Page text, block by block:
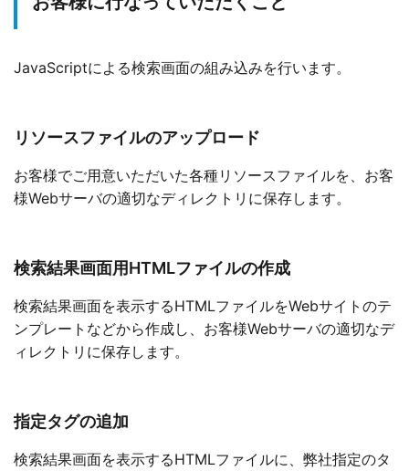
JavaScriptによる検索画面の組み込みを行います。
リソースファイルのアップロード
お客様でご用意いただいた各種リソースファイルを、お客
様Webサーバの適切なディレクトリに保存します。
検索結果画面用HTMLファイルの作成
検索結果画面を表示するHTMLファイルをWebサイトのテ
ンプレートなどから作成し、お客様Webサーバの適切なデ
ィレクトリに保存します。
指定タグの追加
検索結果画面を表示するHTMLファイルに、弊社指定のタ